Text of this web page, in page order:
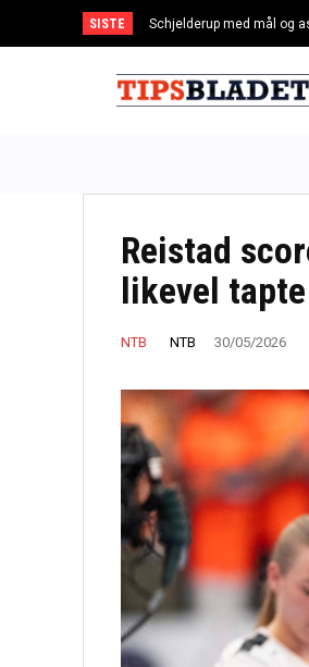
SISTE Schjelderup med mål og
Reistad
likevel
NTB NTB 30/05/2026